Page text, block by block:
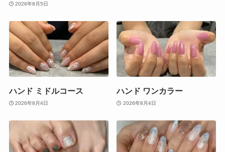
2026年8月5日
ハンド ミドルコース
2026年8月4日
ハンド ワンカラー
2026年8月4日